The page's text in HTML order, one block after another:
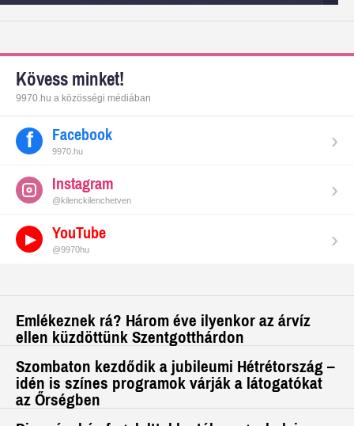
Kövess minket!
9970.hu a közösségi médiában
Facebook
9970.hu ›
Instagram
@kilenckilenchetven ›
YouTube
@9970hu ›
Emlékeznek rá? Három éve ilyenkor az árvíz
ellen küzdöttünk Szentgotthárdon
Szombaton kezdődik a jubileumi Hétrétország –
idén is színes programok várják a látogatókat
az Őrségben